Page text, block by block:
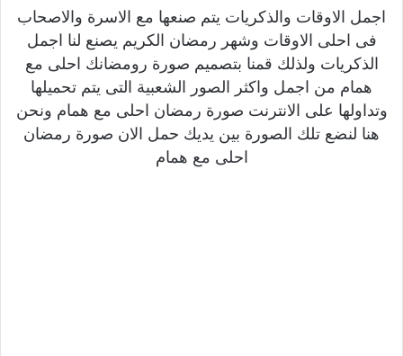
اجمل الاوقات والذكريات يتم صنعها مع الاسرة والاصحاب
فى احلى الاوقات وشهر رمضان الكريم يصنع لنا اجمل
الذكريات ولذلك قمنا بتصميم صورة رومضانك احلى مع
همام من اجمل واكثر الصور الشعبية التى يتم تحميلها
وتداولها على الانترنت صورة رمضان احلى مع همام ونحن
هنا لنضع تلك الصورة بين يديك حمل الان صورة رمضان
احلى مع همام